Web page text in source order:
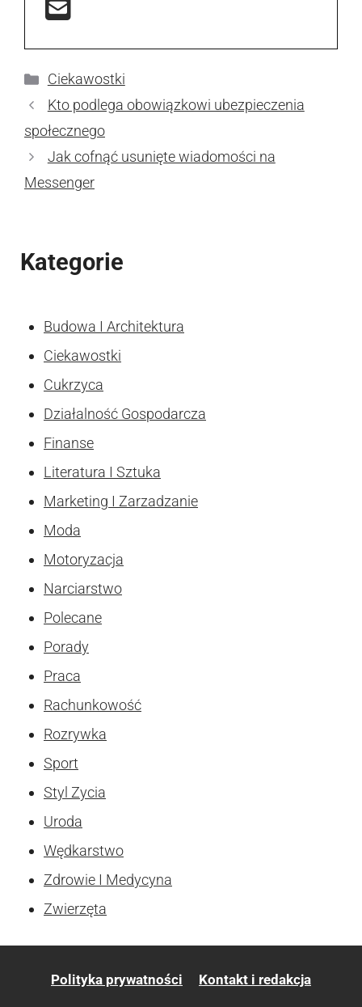
Kategorie
Ciekawostki
Kto podlega obowiązkowi ubezpieczenia
społecznego
Jak cofnąć usunięte wiadomości na
Messenger
Kategorie
Budowa I Architektura
Ciekawostki
Cukrzyca
Działalność Gospodarcza
Finanse
Literatura I Sztuka
Marketing I Zarzadzanie
Moda
Motoryzacja
Narciarstwo
Polecane
Porady
Praca
Rachunkowość
Rozrywka
Sport
Styl Zycia
Uroda
Wędkarstwo
Zdrowie I Medycyna
Zwierzęta
Polityka prywatności Kontakt i redakcja